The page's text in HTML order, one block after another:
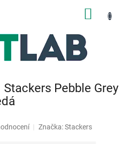
Pebble Grey
Značka:Stackers